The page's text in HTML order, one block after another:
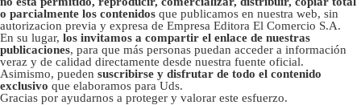
o parcialmente los contenidos que publicamos en nuestra web, sin
autorizacion previa y expresa de Empresa Editora El Comercio S.A.
En su lugar, los invitamos a compartir el enlace de nuestras
publicaciones, para que más personas puedan acceder a información
veraz y de calidad directamente desde nuestra fuente oficial.
Asimismo, pueden suscribirse y disfrutar de todo el contenido
exclusivo que elaboramos para Uds.
Gracias por ayudarnos a proteger y valorar este esfuerzo.